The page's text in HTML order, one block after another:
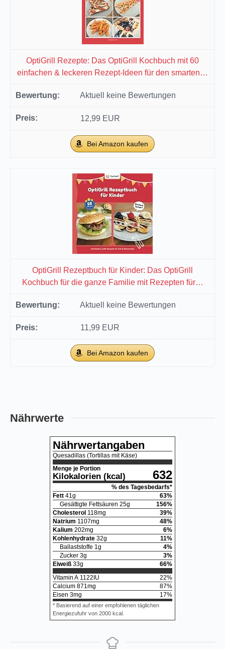
OptiGrill Rezepte: Das OptiGrill Kochbuch mit 60
einfachen & leckeren Rezept-Ideen für den smarten…
Aktuell keine Bewertungen
12,99 EUR
Bei Amazon kaufen
OptiGrill Rezeptbuch für Kinder: Das OptiGrill
Kochbuch für die ganze Familie mit Rezepten für…
Aktuell keine Bewertungen
11,99 EUR
Bei Amazon kaufen
Nährwerte
Nährwertangaben
Quesadillas (Tortillas mit Käse)
Menge je Portion
Kilokalorien (kcal) 632
% des Tagesbedarfs*
Fett 41 g 63%
Gesättigte Fettsäuren 25g 156%
Cholesterol 118mg 39%
Natrium 1107mg 48%
Kalium 202mg 6%
Kohlenhydrate 32g 11%
Ballaststoffe 1 g 4%
Zucker 3g 3%
Eiweiß 33g 66%
Vitamin A 1122IU 22%
Calcium 871 mg 87%
Eisen 3mg 17%
* Basierend auf einer empfohlenen täglichen
Energiezufuhr von 2000 kcal.